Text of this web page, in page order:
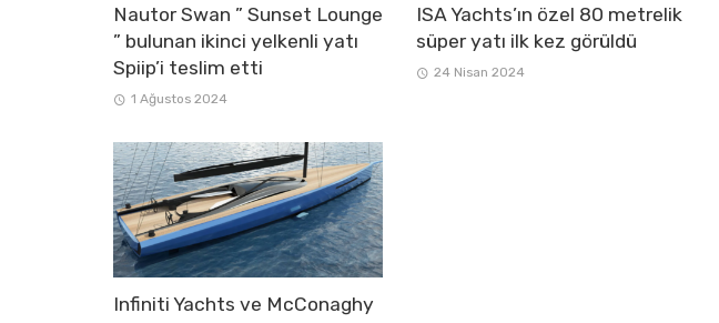
Nautor Swan ” Sunset Lounge
” bulunan ikinci yelkenli yatı
Spiip’i teslim etti
1 Ağustos 2024
ISA Yachts’ın özel 80 metrelik
süper yatı ilk kez görüldü
24 Nisan 2024
Infiniti Yachts ve McConaghy